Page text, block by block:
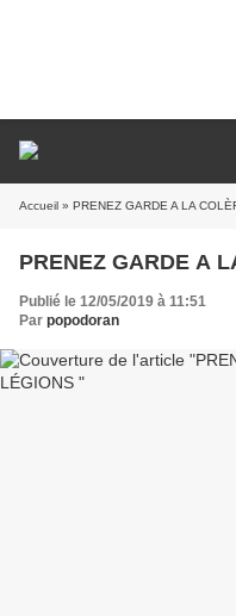
Accueil » PRENEZ GARDE A LA
PRENEZ GARDE A
Publié le 12/05/2019 à 11:51
Par popodoran